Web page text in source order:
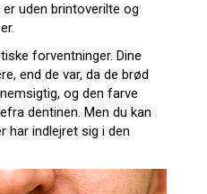
uden brintoverilte og
forventninger. Dine
end de var, da de brød
og den farve
dentinen. Men du kan
har indlejret sig i den